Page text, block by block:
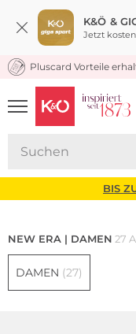
K&Ö &
Jetzt
Pluscard Vorteile
UNSERE APP
CLICK &
BIS
NEW ERA | DAMEN 27
DAMEN (27)